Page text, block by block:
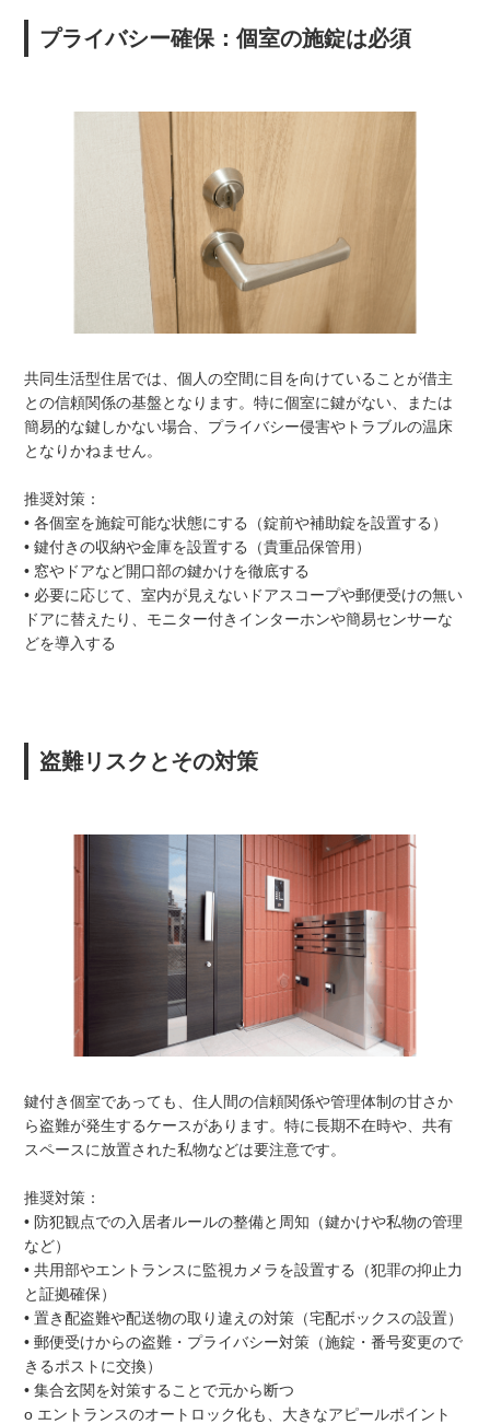
プライバシー確保：個室の施錠は必須
共同生活型住居では、個人の空間に目を向けていることが借主
との信頼関係の基盤となります。特に個室に鍵がない、または
簡易的な鍵しかない場合、プライバシー侵害やトラブルの温床
となりかねません。
推奨対策：
• 各個室を施錠可能な状態にする（錠前や補助錠を設置する）
• 鍵付きの収納や金庫を設置する（貴重品保管用）
• 窓やドアなど開口部の鍵かけを徹底する
• 必要に応じて、室内が見えないドアスコープや郵便受けの無い
ドアに替えたり、モニター付きインターホンや簡易センサーな
どを導入する
盗難リスクとその対策
鍵付き個室であっても、住人間の信頼関係や管理体制の甘さか
ら盗難が発生するケースがあります。特に長期不在時や、共有
スペースに放置された私物などは要注意です。
推奨対策：
• 防犯観点での入居者ルールの整備と周知（鍵かけや私物の管理
など）
• 共用部やエントランスに監視カメラを設置する（犯罪の抑止力
と証拠確保）
• 置き配盗難や配送物の取り違えの対策（宅配ボックスの設置）
• 郵便受けからの盗難・プライバシー対策（施錠・番号変更ので
きるポストに交換）
• 集合玄関を対策することで元から断つ
o エントランスのオートロック化も、大きなアピールポイント